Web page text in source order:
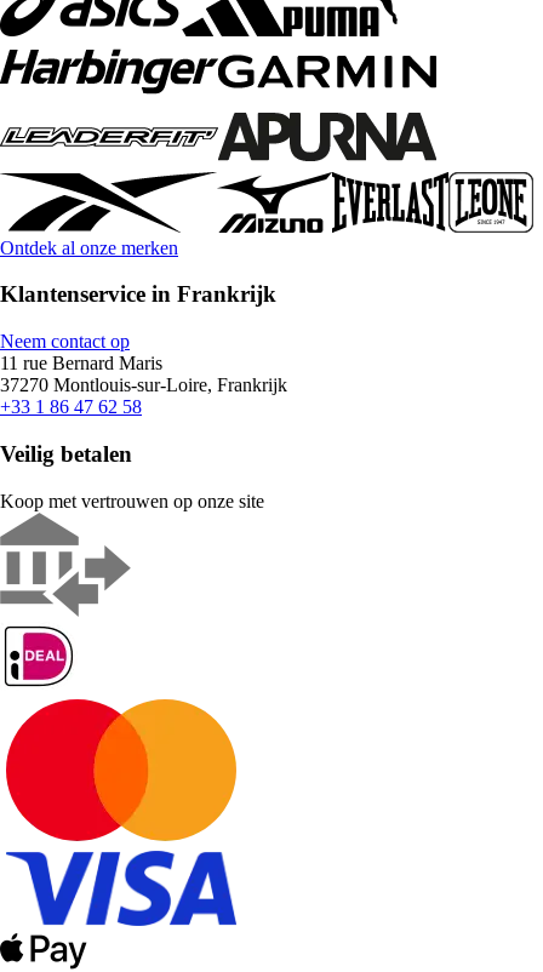
Ontdek al onze merken
Klantenservice in Frankrijk
Neem contact op
11 rue Bernard Maris
37270 Montlouis-sur-Loire, Frankrijk
+33 1 86 47 62 58
Veilig betalen
Koop met vertrouwen op onze site